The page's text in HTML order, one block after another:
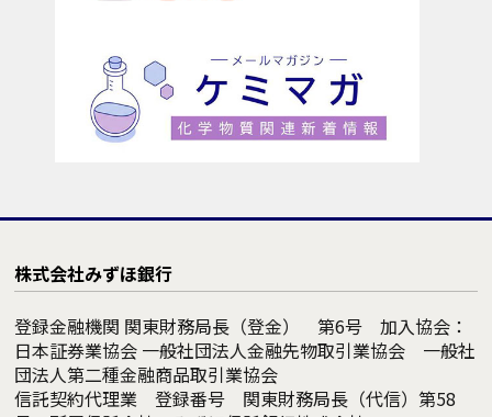
株式会社みずほ銀行
登録金融機関 関東財務局長（登金） 第6号 加入協会：
日本証券業協会 一般社団法人金融先物取引業協会 一般社
団法人第二種金融商品取引業協会
信託契約代理業 登録番号 関東財務局長（代信）第58